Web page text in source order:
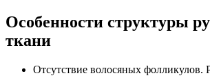
Особенности структуры
ткани
Отсутствие волосяных фолликулов.